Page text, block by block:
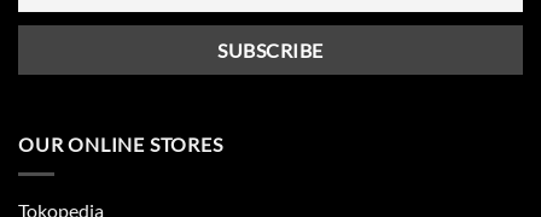
OUR ONLINE STORES
Tokopedia